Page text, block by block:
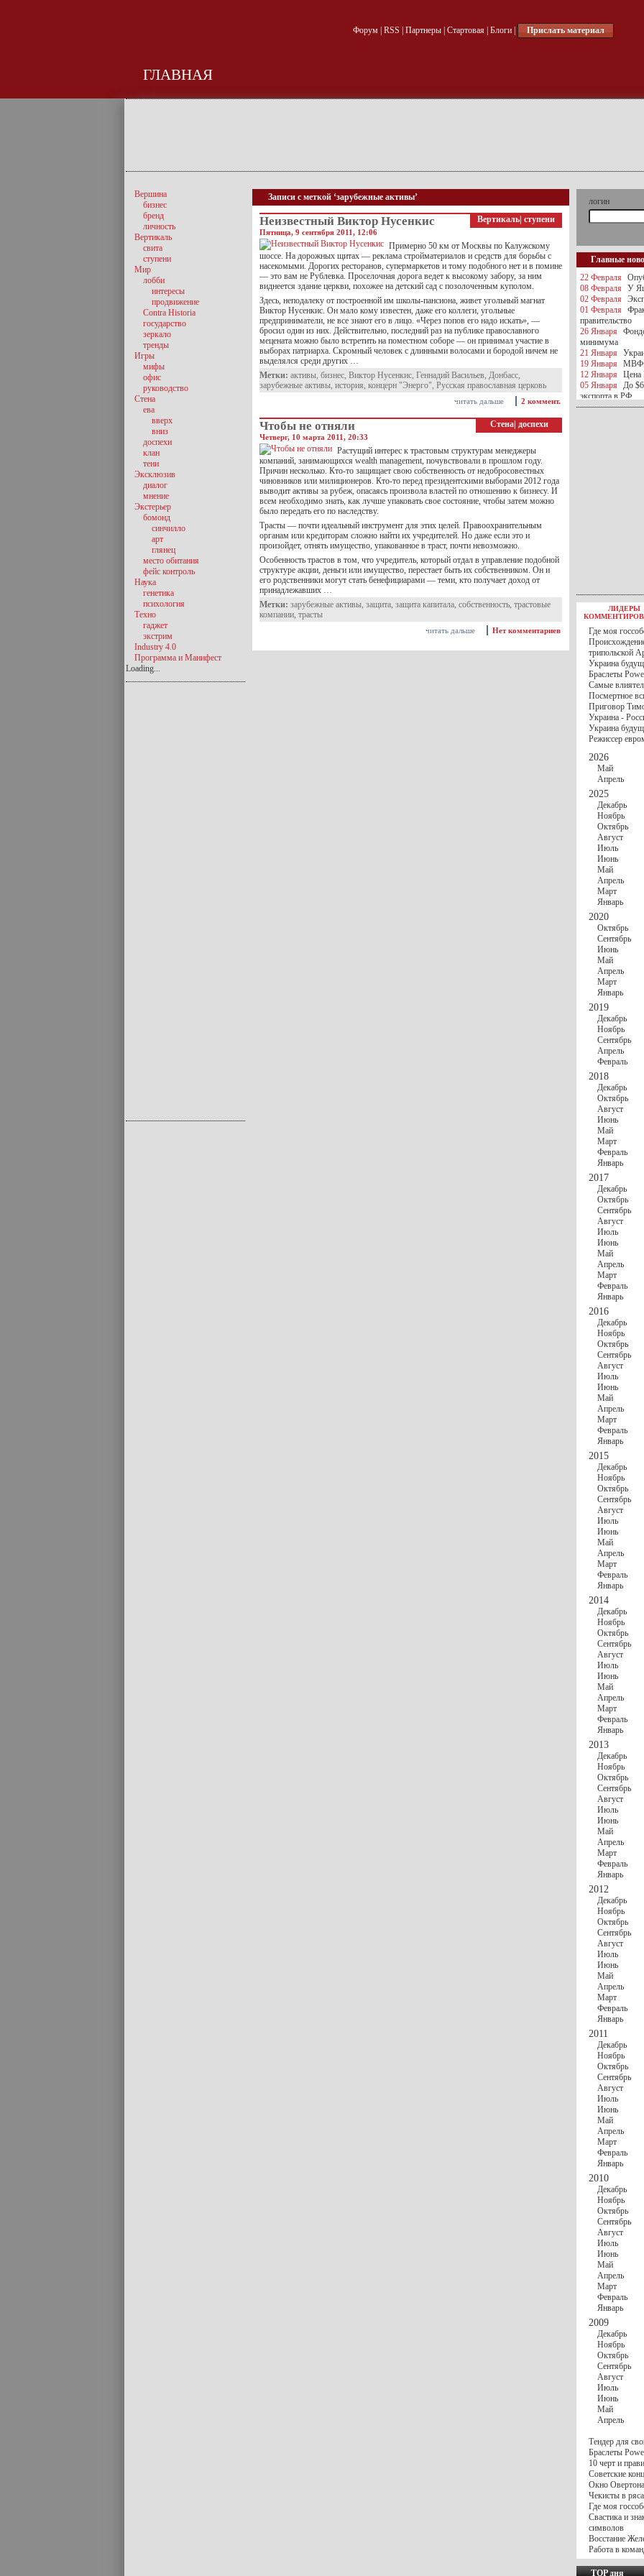
Форум| RSS Партнеры| Стартовая| Блоги| Прислать материал
ГЛАВНАЯ
Записи с меткой ‘зарубежные активы’
Вертикаль ступени
Неизвестный Виктор Нусенкис
Пятница, 9 сентября 2011, 12:06
Примерно 50 км от Москвы по Калужскому
шоссе. На дорожных щитах — реклама стройматериалов и средств для борьбы с
насекомыми. Дорогих ресторанов, супермаркетов и тому подобного нет и в помине
— это вам не Рублевка. Проселочная дорога ведет к высокому забору, за ним
виднеется здание церкви, похожее на детский сад с позолоченным куполом.
Здесь, неподалеку от построенной им школы-пансиона, живет угольный магнат
Виктор Нусенкис. Он мало кому известен, даже его коллеги, угольные
предприниматели, не все знают его в лицо. «Через попов его надо искать», —
бросил один из них. Действительно, последний раз на публике православного
мецената можно было встретить на поместном соборе — он принимал участие в
выборах патриарха. Скромный человек с длинными волосами и бородой ничем не
выделялся среди других …
Метки: активы, бизнес, Виктор Нусенкис, Геннадий Васильев, Донбасс,
зарубежные активы, история, концерн "Энерго", Русская православная церковь
2 коммент.
читать дальше
Стена| доспехи
Чтобы не отняли
Четверг, 10 марта 2011, 20:33
Растущий интерес к трастовым структурам менеджеры
компаний, занимающихся wealth management, почувствовали в прошлом году.
Причин несколько. Кто-то защищает свою собственность от недобросовестных
чиновников или милиционеров. Кто-то перед президентскими выборами 2012 года
выводит активы за рубеж, опасаясь произвола властей по отношению к бизнесу. И
всем необходимо знать, как лучше упаковать свое состояние, чтобы затем можно
было передать его по наследству.
Трасты — почти идеальный инструмент для этих целей. Правоохранительным
органам или кредиторам сложно найти их учредителей. Но даже если это и
произойдет, отнять имущество, упакованное в траст, почти невозможно.
Особенность трастов в том, что учредитель, который отдал в управление подобной
структуре акции, деньги или имущество, перестает быть их собственником. Он и
его родственники могут стать бенефициарами — теми, кто получает доход от
принадлежавших …
Метки: зарубежные активы, защита, защита капитала, собственность, трастовые
компании, трасты
Нет комментариев
читать дальше
Вершина
бизнес
бренд
личность
Вертикаль
свита
ступени
Мир
лобби
интересы
продвижение
Contra Historia
государство
зеркало
тренды
Игры
мифы
офис
руководство
Стена
ева
вверх
вниз
доспехи
клан
тени
Эксклюзив
диалог
мнение
Экстерьер
бомонд
синчилло
арт
глянец
место обитания
фейс контроль
Наука
генетика
психология
Техно
гаджет
экстрим
Industry 4.0
Программа и Манифест
Loading...
логин
Главные
22 Февраля
08 Февраля
У
02 Февраля
01 Февраля
правительство
26 Января
минимума
21 Января
19 Января
МВФ
12 Января
Цена
05 Января
До
экспорта в РФ
05 Января
Киев
30 Ноября С 1
30 Ноября
РФ
27 Ноября
ВВП
госбюджете
27 Ноября
Турции
17 Ноября
шестилетнего
16 Ноября
13 Ноября
10 Ноября
10 Ноября
особом статусе
03 Ноября
ЛИДЕРЫ
Где моя
трипольской
Украина
Браслеты
Самые
Посмертное
Приговор
Украина -
Украина
Режиссер
2026
Май
Апрель
2025
Декабрь
Ноябрь
Октябрь
Август
Июль
Июнь
Май
Апрель
Март
Январь
2020
Октябрь
Сентябрь
Июнь
Май
Апрель
Март
Январь
2019
Декабрь
Ноябрь
Сентябрь
Апрель
Февраль
2018
Декабрь
Октябрь
Август
Июнь
Май
Март
Февраль
Январь
2017
Декабрь
Октябрь
Сентябрь
Август
Июль
Июнь
Май
Апрель
Март
Февраль
Январь
2016
Декабрь
Ноябрь
Октябрь
Сентябрь
Август
Июль
Июнь
Май
Апрель
Март
Февраль
Январь
2015
Декабрь
Ноябрь
Октябрь
Сентябрь
Август
Июль
Июнь
Май
Апрель
Март
Февраль
Январь
2014
Декабрь
Ноябрь
Октябрь
Сентябрь
Август
Июль
Июнь
Май
Апрель
Март
Февраль
Январь
2013
Декабрь
Ноябрь
Октябрь
Сентябрь
Август
Июль
Июнь
Май
Апрель
Март
Февраль
Январь
2012
Декабрь
Ноябрь
Октябрь
Сентябрь
Август
Июль
Июнь
Май
Апрель
Март
Февраль
Январь
2011
Декабрь
Ноябрь
Октябрь
Сентябрь
Август
Июль
Июнь
Май
Апрель
Март
Февраль
Январь
2010
Декабрь
Ноябрь
Октябрь
Сентябрь
Август
Июль
Июнь
Май
Апрель
Март
Февраль
Январь
2009
Декабрь
Ноябрь
Октябрь
Сентябрь
Август
Июль
Июнь
Май
Апрель
Тендер для
Браслеты
10 черт и
Советские
Окно
Чекисты в
Где моя
Свастика и
символов
Восстание
Работа в
TOP дня